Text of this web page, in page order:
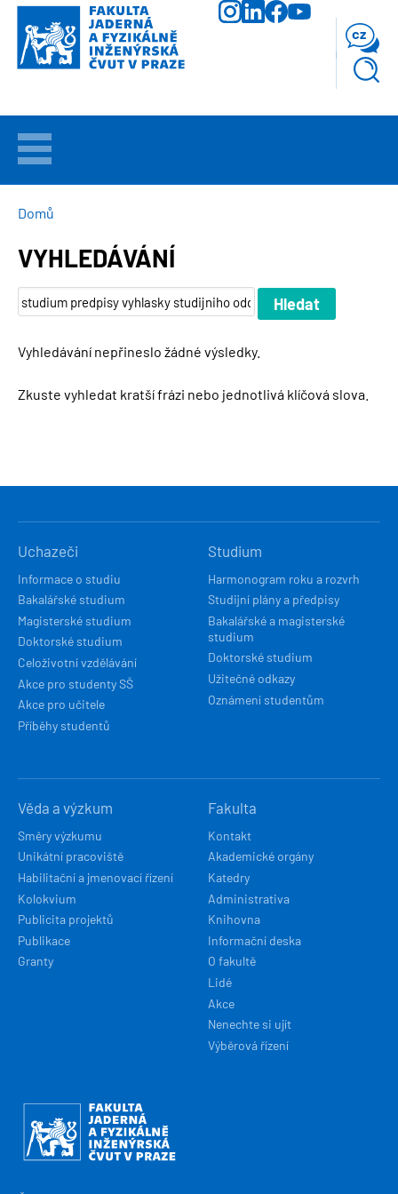
Přejít
hlavnímu
obsahu
VÍTEJTE
UCHAZEČI
STUDIUM
VĚDA
FAKULTA
cz
DROBEČKOVÁ
Domů
VYHLEDÁVÁNÍ
Vyhledávání nepřineslo žádné výsledky.
Zkuste vyhledat kratší frázi nebo jednotlivá klíčová slova.
NAVIGACE
Uchazeči
Informace o studiu
Bakalářské studium
Magisterské studium
Doktorské studium
Celoživotní vzdělávání
Akce pro studenty SŠ
Akce pro učitele
Příběhy studentů
Studium
Harmonogram roku a rozvrh
Studijní plány a předpisy
Bakalářské a magisterské
studium
Doktorské studium
Užitečné odkazy
Oznámení studentům
Věda a výzkum
Směry výzkumu
Unikátní pracoviště
Habilitační a jmenovací řízení
Kolokvium
Publicita projektů
Publikace
Granty
Fakulta
Kontakt
Akademické orgány
Katedry
Administrativa
Knihovna
Informační deska
O fakultě
Lidé
Akce
Nenechte si ujít
Výběrová řízení
Obrázek